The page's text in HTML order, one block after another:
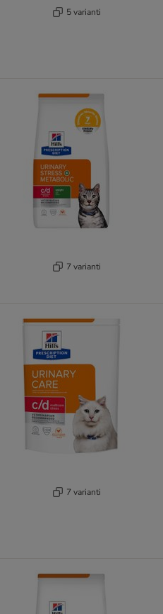
5 varianti
7 varianti
7 varianti